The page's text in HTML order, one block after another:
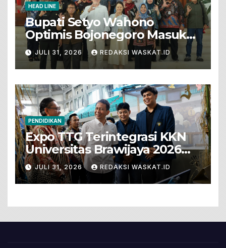
HEAD LINE
Bupati Setyo Wahono
Optimis Bojonegoro Masuk
Unesco Global Geopark
JULI 31, 2026 REDAKSI WASKAT.ID
PENDIDIKAN
Expo TTG Terintegrasi KKN
Universitas Brawijaya 2026
Hadirkan Inovasi Peternakan
Untuk Bojonegoro
JULI 31, 2026 REDAKSI WASKAT.ID